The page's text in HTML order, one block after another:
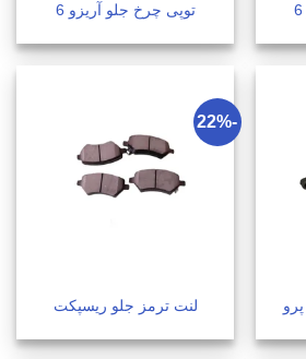
توپی چرخ جلو آریزو 6
-22%
لنت ترمز جلو ریسپکت